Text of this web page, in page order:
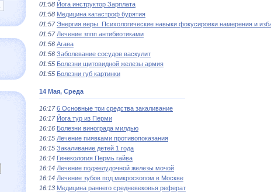
01:58 Йога инструктор Зарплата
01:58 Медицина катастроф бурятия
01:57 Энергия веры. Психологические навыки фокусировки намерения и
01:57 Лечение зппп антибиотиками
01:56 Агава
01:56 Заболевание сосудов васкулит
01:55 Болезни щитовидной железы армия
01:55 Болезни губ картинки
14 Мая, Среда
16:17 6 Основные три средства закаливание
16:17 Йога тур из Перми
16:16 Болезни винограда милдью
16:15 Лечение пиявками противопоказания
16:15 Закаливание детей 1 года
16:14 Гинекология Пермь гайва
16:14 Лечение поджелудочной железы мочой
16:14 Лечение зубов под микроскопом в Москве
16:13 Медицина раннего средневековья реферат